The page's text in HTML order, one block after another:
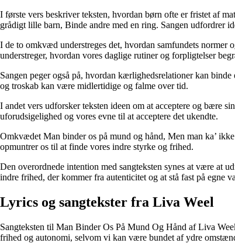
I første vers beskriver teksten, hvordan børn ofte er fristet af
grådigt lille barn, Binde andre med en ring. Sangen udfordrer
I de to omkvæd understreges det, hvordan samfundets
understreger, hvordan vores daglige rutiner og forpligtelser
Sangen peger også på, hvordan kærlighedsrelationer kan
og troskab kan være midlertidige og falme over tid.
I andet vers udforsker teksten ideen om at acceptere og bære
uforudsigelighed og vores evne til at acceptere det ukendte.
Omkvædet Man binder os på mund og hånd, Men man ka’
opmuntrer os til at finde vores indre styrke og frihed.
Den overordnede intention med sangteksten synes at være at
indre frihed, der kommer fra autenticitet og at stå fast på egne
Lyrics og sangtekster fra Liva Weel
Sangteksten til Man Binder Os På Mund Og Hånd af Liva
frihed og autonomi, selvom vi kan være bundet af ydre